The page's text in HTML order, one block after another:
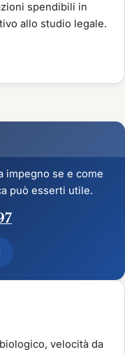
spendibili in
allo studio legale.
impegno se e come
può esserti utile.
velocità da